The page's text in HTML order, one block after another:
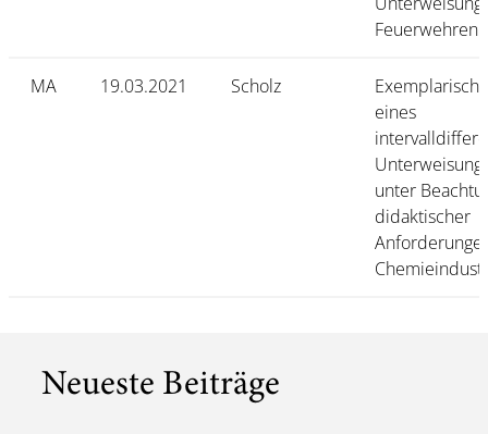
Feuerwehren
MA 19.03.2021 Scholz
eines
unter
didaktischer
Neueste Beiträge